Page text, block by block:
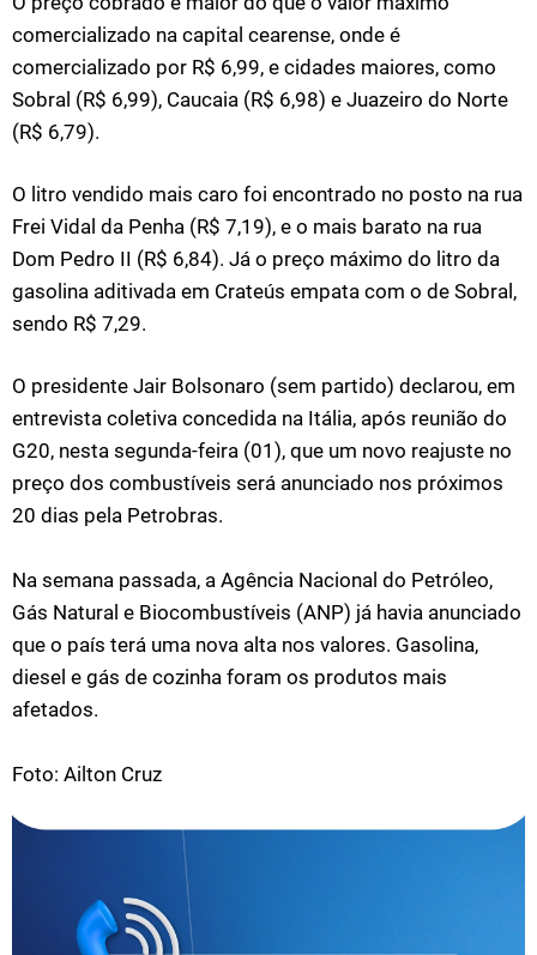
comercializado na capital cearense, onde é
comercializado por R$ 6,99, e cidades maiores, como
Sobral (R$ 6,99), Caucaia (R$ 6,98) e Juazeiro do Norte
(R$ 6,79).
O litro vendido mais caro foi encontrado no posto na rua
Frei Vidal da Penha (R$ 7,19), e o mais barato na rua
Dom Pedro II (R$ 6,84). Já o preço máximo do litro da
gasolina aditivada em Crateús empata com o de Sobral,
sendo R$ 7,29.
O presidente Jair Bolsonaro (sem partido) declarou, em
entrevista coletiva concedida na Itália, após reunião do
G20, nesta segunda-feira (01), que um novo reajuste no
preço dos combustíveis será anunciado nos próximos
20 dias pela Petrobras.
Na semana passada, a Agência Nacional do Petróleo,
Gás Natural e Biocombustíveis (ANP) já havia anunciado
que o país terá uma nova alta nos valores. Gasolina,
diesel e gás de cozinha foram os produtos mais
afetados.
Foto: Ailton Cruz